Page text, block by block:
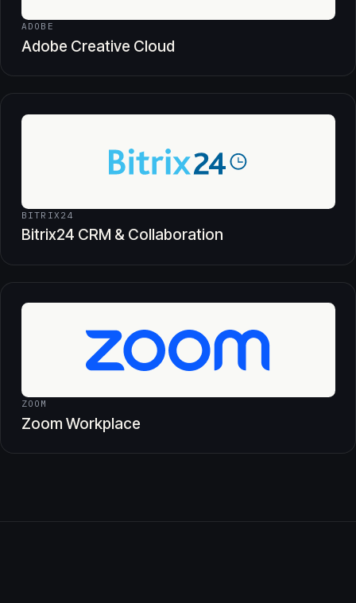
ADOBE
Adobe Creative Cloud
BITRIX24
Bitrix24 CRM & Collaboration
ZOOM
Zoom Workplace